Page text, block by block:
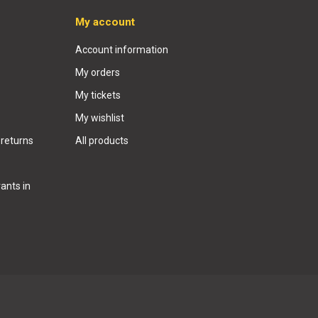
in
My account
Account information
My orders
My tickets
My wishlist
All products